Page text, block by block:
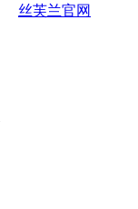
丝芙兰官网